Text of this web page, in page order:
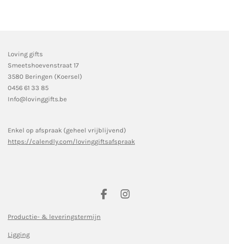
Loving gifts
Smeetshoevenstraat 17
3580 Beringen (Koersel)
0456 61 33 85
Info@lovinggifts.be
Enkel op afspraak (geheel vrijblijvend)
https://calendly.com/lovinggiftsafspraak
F
I
Productie- & leveringstermijn
Ligging